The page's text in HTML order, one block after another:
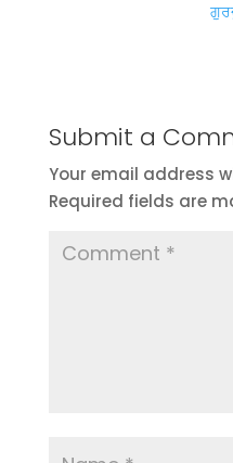
Submit a
Your email address
Required fields are